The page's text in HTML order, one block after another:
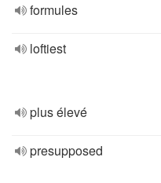
formules
loftiest
plus élevé
presupposed